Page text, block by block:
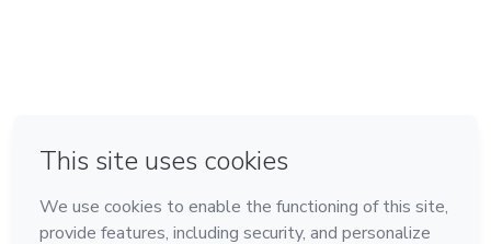
Feito com ❤ em Bogotá